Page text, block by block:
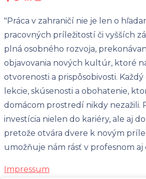
"Práca v zahraničí nie je len o
pracovných príležitostí či vyšších
plná osobného rozvoja,
objavovania nových kultúr, ktoré
otvorenosti a prispôsobivosti.
lekcie, skúsenosti a obohatenie,
domácom prostredí nikdy nezažili.
investícia nielen do kariéry, ale aj
pretože otvára dvere k novým
umožňuje nám rásť v profesnom aj
Impressum